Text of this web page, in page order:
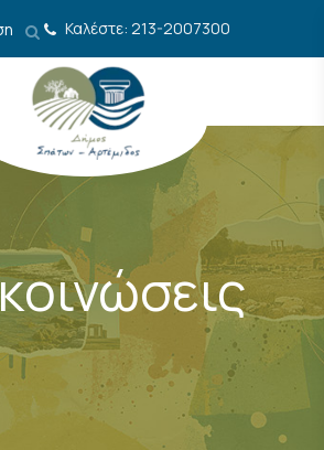
Καλέστε: 213-2007300